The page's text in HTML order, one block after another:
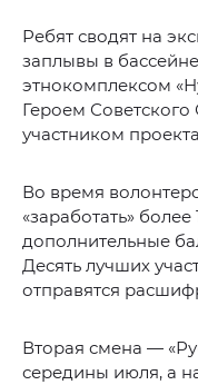
Ребят сводят на
заплывы в
этнокомплексом
Героем
участником
Во время
«заработать»
дополнительные
Десять лучших
отправятся
Вторая смена —
середины июля, а